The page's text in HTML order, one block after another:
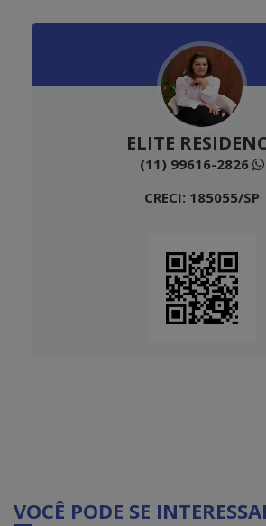
ELITE
(11) 99616-2826
CRECI: 185055/SP
VOCÊ PODE SE